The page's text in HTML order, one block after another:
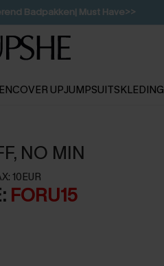
Badpakken| Must Have>>
tot 15% korting>>
korting | CODE: SW15
COVER UPJUMPSUITSKLEDING
NO MIN
10EUR
FORU15